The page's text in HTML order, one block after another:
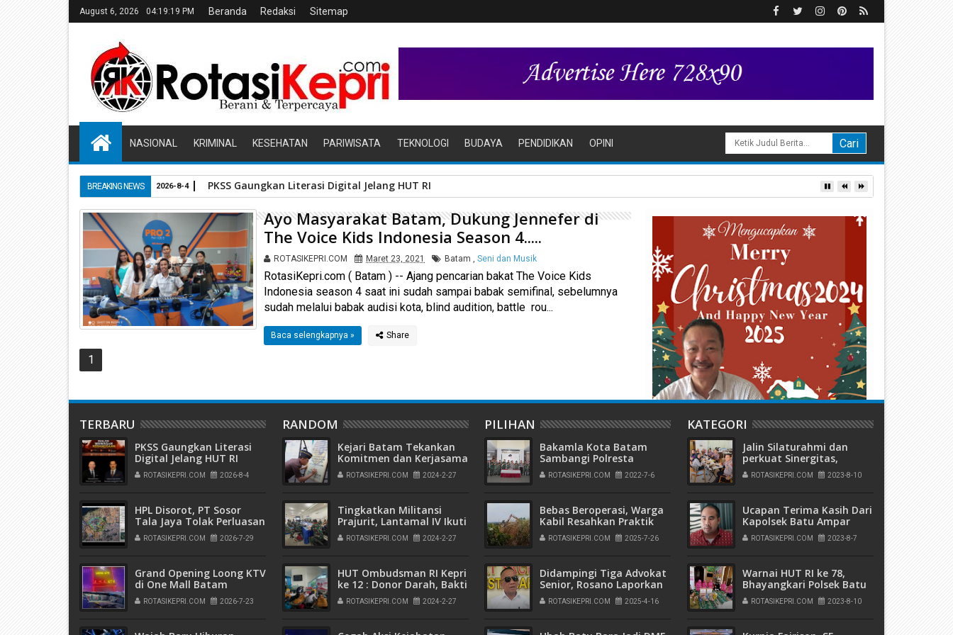
August 6, 2026 04:19:19 PM Beranda Redaksi Sitemap
NASIONAL KRIMINAL KESEHATAN PARIWISATA TEKNOLOGI BUDAYA PENDIDIKAN OPINI
BREAKING NEWS HPL Disorot, PT Sosor Tala Jaya Tolak Perluasan Kampung Tua
2026-7-29
Ayo Masyarakat Batam, Dukung Jennefer di
The Voice Kids Indonesia Season 4.....
ROTASIKEPRI.COM Maret 23, 2021 Batam , Seni dan Musik
RotasiKepri.com ( Batam ) -- Ajang pencarian bakat The Voice Kids
Indonesia season 4 saat ini sudah sampai babak semifinal, sebelumnya
sudah melalui babak audisi kota, blind audition, battle rou...
Baca selengkapnya »
1
TERBARU
PKSS Gaungkan Literasi
Digital Jelang HUT RI
ROTASIKEPRI.COM 2026-8-4
HPL Disorot, PT Sosor
Tala Jaya Tolak Perluasan
Kampung Tua
ROTASIKEPRI.COM 2026-7-29
Grand Opening Loong KTV
di One Mall Batam
Center, Nikmati Promo
Minuman Diskon 20
ROTASIKEPRI.COM 2026-7-23
RANDOM
Kejari Batam Tekankan
Komitmen dan Kerjasama
Pegawai dalam Satuan
Kerja
ROTASIKEPRI.COM 2024-2-27
Tingkatkan Militansi
Prajurit, Lantamal IV Ikuti
Latsunaslat TA. 2024 di
Tanjung Uban
ROTASIKEPRI.COM 2024-2-27
HUT Ombudsman RI Kepri
ke 12 : Donor Darah, Bakti
Sosial Hingga Outbond
ROTASIKEPRI.COM 2024-2-27
PILIHAN
Bakamla Kota Batam
Sambangi Polresta
Barelang, Rayakan
Peringatan Hari
ROTASIKEPRI.COM 2022-7-6
Bebas Beroperasi, Warga
Kabil Resahkan Praktik
Jual Beli Tanah Timbunan
Ilegal di Wilayah
ROTASIKEPRI.COM 2025-7-26
Didampingi Tiga Advokat
Senior, Rosano Laporkan
Yusril Koto ke Polresta
Barelang
ROTASIKEPRI.COM 2025-4-16
KATEGORI
Jalin Silaturahmi dan
perkuat Sinergitas,
Kapolsek ngopi bareng
dengan awak Media
ROTASIKEPRI.COM 2023-8-10
Ucapan Terima Kasih Dari
Kapolsek Batu Ampar
Kepada Rekan Media di
Kota Batam
ROTASIKEPRI.COM 2023-8-7
Warnai HUT RI ke 78,
Bhayangkari Polsek Batu
Ampar Bagikan Bansos di
Panti Asuhan
ROTASIKEPRI.COM 2023-8-10